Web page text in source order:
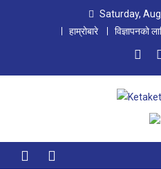
Saturday,
हाम्रोबारे
विज्ञापनको
Ketaketi Online
First Nepali Online Magazine For